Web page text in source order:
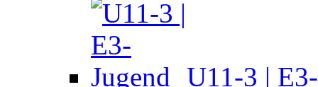
U11-3 |